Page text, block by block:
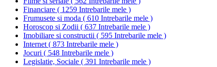
Financiare ( 1259 Intrebarile mele )
Frumusete si moda ( 610 Intrebarile mele )
Horoscop si Zodii ( 637 Intrebarile mele )
Imobiliare si constructii ( 595 Intrebarile mele )
Internet ( 873 Intrebarile mele )
Jocuri ( 548 Intrebarile mele )
Legislatie, Sociale ( 391 Intrebarile mele )